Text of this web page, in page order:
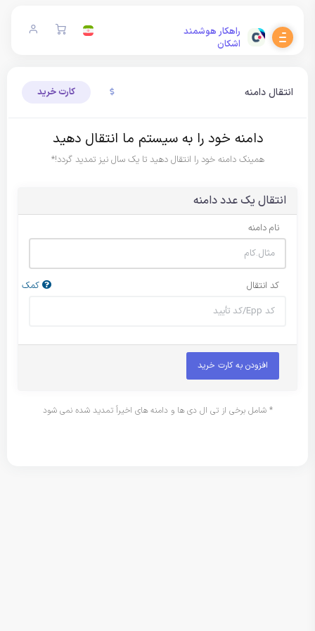
راهکار هوشمند
اشکان
انتقال دامنه کارت خرید
دامنه خود را به سیستم ما انتقال دهید
همینک دامنه خود را انتقال دهید تا یک سال نیز تمدید گردد!*
انتقال یک عدد دامنه
نام دامنه
کد انتقال کمک
افزودن به کارت خرید
* شامل برخی از تی ال دی ها و دامنه های اخیراً تمدید شده نمی شود